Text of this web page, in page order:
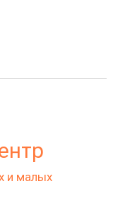
и малых